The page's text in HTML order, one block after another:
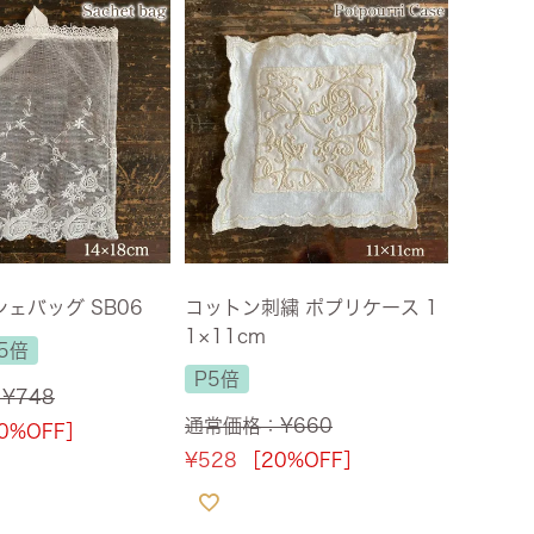
・オリジナル
の他収納
ェバッグ SB06
倍
¥748
］
コットン刺繍 ポプリケース 1
1×11cm
P5倍
通常価格：¥660
¥528 ［20%OFF］